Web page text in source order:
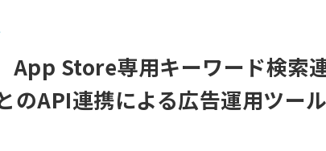
App Store専用キーワード検索
のAPI連携による広告運用ツー